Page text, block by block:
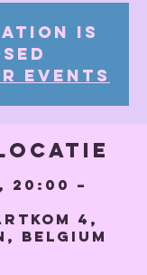
is
events
20:00 –
4,
Belgium